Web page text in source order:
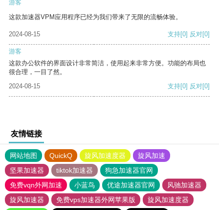
游客
这款加速器VPM应用程序已经为我们带来了无限的流畅体验。
2024-08-15 支持[0] 反对[0]
游客
这款办公软件的界面设计非常简洁，使用起来非常方便。功能的布局也
很合理，一目了然。
2024-08-15
支持[0] 反对[0]
友情链接
网站地图 QuickQ 旋风加速度器
旋风加速
坚果加速器
tiktok加速器
狗急加速器官网
免费vqn外网加速
小蓝鸟 优途加速器官网
风驰加速器
旋风加速器
免费vps加速器外网苹果版
旋风加速度器